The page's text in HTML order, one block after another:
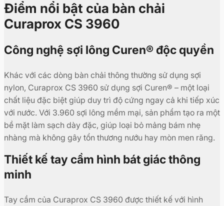
Điểm nổi bật của bàn chải
Curaprox CS 3960
Công nghệ sợi lông Curen® độc quyền
Khác với các dòng bàn chải thông thường sử dụng sợi
nylon, Curaprox CS 3960 sử dụng sợi Curen® – một loại
chất liệu đặc biệt giúp duy trì độ cứng ngay cả khi tiếp xúc
với nước. Với 3.960 sợi lông mềm mại, sản phẩm tạo ra một
bề mặt làm sạch dày đặc, giúp loại bỏ mảng bám nhẹ
nhàng mà không gây tổn thương nướu hay mòn men răng.
Thiết kế tay cầm hình bát giác thông
minh
Tay cầm của Curaprox CS 3960 được thiết kế với hình